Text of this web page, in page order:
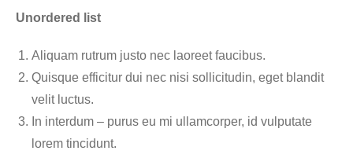
Unordered list
Aliquam rutrum justo nec laoreet faucibus.
Quisque efficitur dui nec nisi sollicitudin, eget blandit
velit luctus.
In interdum – purus eu mi ullamcorper, id vulputate
lorem tincidunt.